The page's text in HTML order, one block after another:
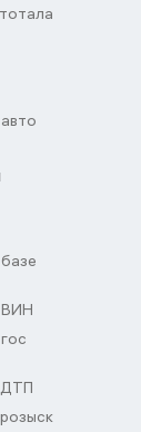
ВИН
ДТП